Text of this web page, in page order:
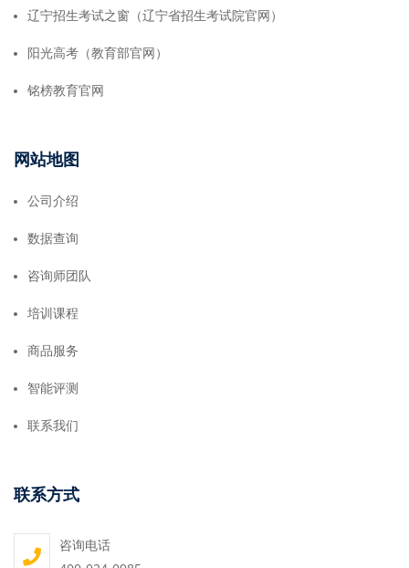
辽宁招生考试之窗（辽宁省招生考试院官网）
阳光高考（教育部官网）
铭榜教育官网
网站地图
公司介绍
数据查询
咨询师团队
培训课程
商品服务
智能评测
联系我们
联系方式
咨询电话